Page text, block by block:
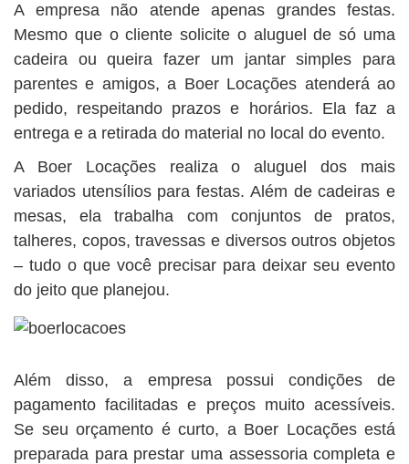
A empresa não atende apenas grandes festas.
Mesmo que o cliente solicite o aluguel de só uma
cadeira ou queira fazer um jantar simples para
parentes e amigos, a Boer Locações atenderá ao
pedido, respeitando prazos e horários. Ela faz a
entrega e a retirada do material no local do evento.
A Boer Locações realiza o aluguel dos mais
variados utensílios para festas. Além de cadeiras e
mesas, ela trabalha com conjuntos de pratos,
talheres, copos, travessas e diversos outros objetos
– tudo o que você precisar para deixar seu evento
do jeito que planejou.
Além disso, a empresa possui condições de
pagamento facilitadas e preços muito acessíveis.
Se seu orçamento é curto, a Boer Locações está
preparada para prestar uma assessoria completa e